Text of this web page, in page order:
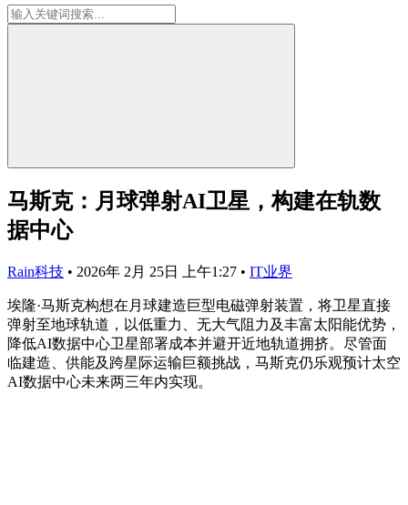
马斯克：月球弹射AI卫星，构建在轨数
据中心
Rain科技 • 2026年 2月 25日 上午1:27 • IT业界
埃隆·马斯克构想在月球建造巨型电磁弹射装置，将卫星直接
弹射至地球轨道，以低重力、无大气阻力及丰富太阳能优势，
降低AI数据中心卫星部署成本并避开近地轨道拥挤。尽管面
临建造、供能及跨星际运输巨额挑战，马斯克仍乐观预计太空
AI数据中心未来两三年内实现。